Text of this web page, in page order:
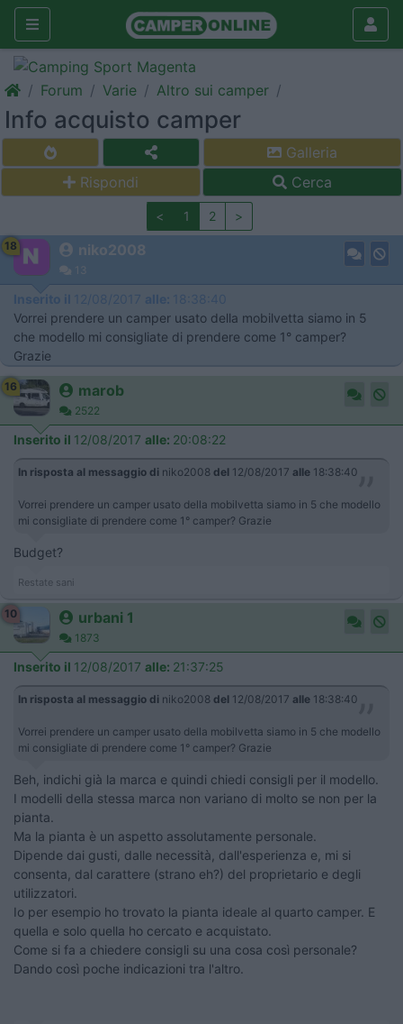
Forum Varie Altro sui camper
Info acquisto camper
Galleria
Rispondi
Cerca
< 1 2 >
18 niko2008
13
Inserito il 12/08/2017 alle: 18:38:40
Vorrei prendere un camper usato della mobilvetta siamo in 5
che modello mi consigliate di prendere come 1° camper?
Grazie
16 marob
2522
Inserito il 12/08/2017 alle: 20:08:22
In risposta al messaggio di niko2008 del 12/08/2017 alle 18:38:40
Vorrei prendere un camper usato della mobilvetta siamo in 5 che modello
mi consigliate di prendere come 1° camper? Grazie
Budget?
Restate sani
10 urbani 1
1873
Inserito il 12/08/2017 alle: 21:37:25
In risposta al messaggio di niko2008 del 12/08/2017 alle 18:38:40
Vorrei prendere un camper usato della mobilvetta siamo in 5 che modello
mi consigliate di prendere come 1° camper? Grazie
Beh, indichi già la marca e quindi chiedi consigli per il modello.
I modelli della stessa marca non variano di molto se non per la
pianta.
Ma la pianta è un aspetto assolutamente personale.
Dipende dai gusti, dalle necessità, dall'esperienza e, mi si
consenta, dal carattere (strano eh?) del proprietario e degli
utilizzatori.
Io per esempio ho trovato la pianta ideale al quarto camper. E
quella e solo quella ho cercato e acquistato.
Come si fa a chiedere consigli su una cosa così personale?
Dando così poche indicazioni tra l'altro.